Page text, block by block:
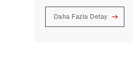
Daha Fazla Detay